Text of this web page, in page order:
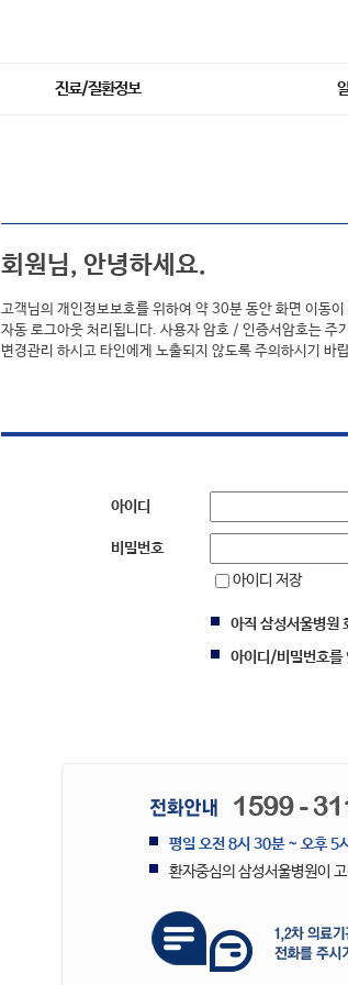
진료/질환정보
회원님, 안녕하세요.
고객님의 개인정보보호를 위하여 약 30분 동안 화면 이동이
자동 로그아웃 처리됩니다. 사용자 암호 / 인증서암호는 주
변경관리 하시고 타인에게 노출되지 않도록 주의하시기 바
아이디
비밀번호
아이디 저장
아직 삼성서울병원
아이디/비밀번호를
평일 오전 8시 30분 ~ 오후 5
환자중심의 삼성서울병원이